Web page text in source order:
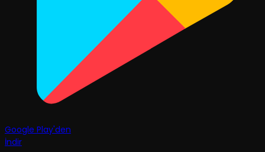
Google Play'den
İndir